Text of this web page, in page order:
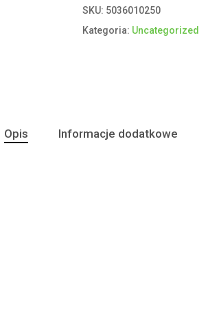
SKU: 5036010250
Kategoria: Uncategorized
Opis Informacje dodatkowe